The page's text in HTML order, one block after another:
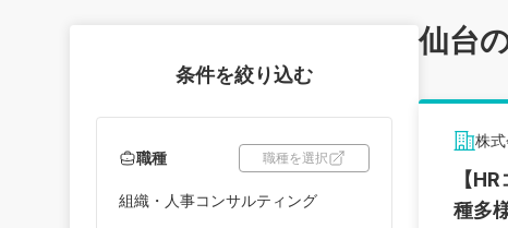
条件を絞り込む
職種 職種を選択
組織・人事コンサルティング
仙台
株
【
種多